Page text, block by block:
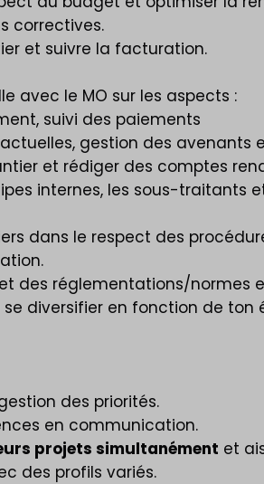
correctives.
et suivre la facturation.
avec le MO sur les aspects :
suivi des paiements
gestion des avenants
et rédiger des comptes
internes, les sous-traitants
dans le respect des
des réglementations/normes
diversifier en fonction de
des priorités.
en communication.
projets simultanément et
des profils variés.